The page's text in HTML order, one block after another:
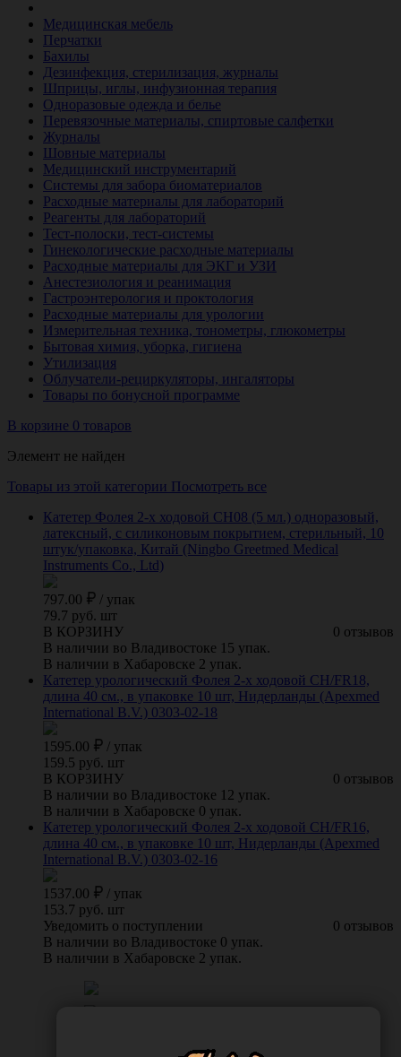
Медицинская мебель
Перчатки
Бахилы
Дезинфекция, стерилизация, журналы
Шприцы, иглы, инфузионная терапия
Одноразовые одежда и белье
Перевязочные материалы, спиртовые салфетки
Журналы
Шовные материалы
Медицинский инструментарий
Системы для забора биоматериалов
Расходные материалы для лабораторий
Реагенты для лабораторий
Тест-полоски, тест-системы
Гинекологические расходные материалы
Расходные материалы для ЭКГ и УЗИ
Анестезиология и реанимация
Гастроэнтерология и проктология
Расходные материалы для урологии
Измерительная техника, тонометры, глюкометры
Бытовая химия, уборка, гигиена
Утилизация
Облучатели-рециркуляторы, ингаляторы
Товары по бонусной программе
В корзине 0 товаров
Элемент не найден
Товары из этой категории Посмотреть все
Катетер Фолея 2-х ходовой CH08 (5 мл.) одноразовый,
латексный, с силиконовым покрытием, стерильный, 10
штук/упаковка, Китай (Ningbo Greetmed Medical
Instruments Co., Ltd)
797.00 / упак
79.7 руб. шт
0 отзывов
В КОРЗИНУ
В наличии во Владивостоке 15 упак.
В наличии в Хабаровске 2 упак.
Катетер урологический Фолея 2-х ходовой CH/FR18,
длина 40 см., в упаковке 10 шт, Нидерланды (Apexmed
International B.V.) 0303-02-18
1595.00 / упак
159.5 руб. шт
0 отзывов
В КОРЗИНУ
В наличии во Владивостоке 12 упак.
В наличии в Хабаровске 0 упак.
Катетер урологический Фолея 2-х ходовой CH/FR16,
длина 40 см., в упаковке 10 шт, Нидерланды (Apexmed
International B.V.) 0303-02-16
1537.00 / упак
153.7 руб. шт
0 отзывов
Уведомить о поступлении
В наличии во Владивостоке 0 упак.
В наличии в Хабаровске 2 упак.